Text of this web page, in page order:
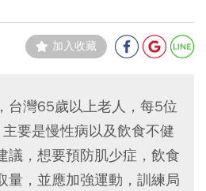
加入收藏
台灣65歲以上老人，每5位
要是慢性病以及飲食不健
議，想要預防肌少症，飲食
量，並應加強運動，訓練局